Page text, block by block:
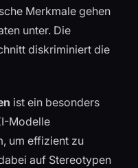
Merkmale gehen
unter. Die
diskriminiert die
ist ein besonders
Modelle
um effizient zu
auf Stereotypen